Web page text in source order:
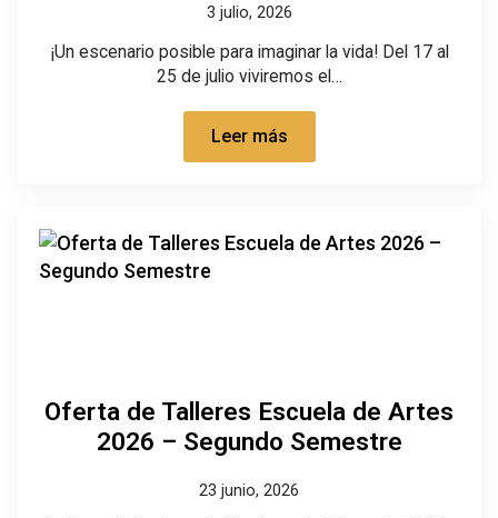
3 julio, 2026
¡Un escenario posible para imaginar la vida! Del 17 al
25 de julio viviremos el…
Leer más
Oferta de Talleres Escuela de Artes
2026 – Segundo Semestre
23 junio, 2026